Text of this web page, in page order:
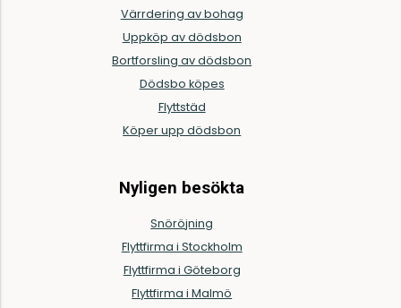
Värrdering av bohag
Uppköp av dödsbon
Bortforsling av dödsbon
Dödsbo köpes
Flyttstäd
Köper upp dödsbon
Nyligen besökta
Snöröjning
Flyttfirma i Stockholm
Flyttfirma i Göteborg
Flyttfirma i Malmö